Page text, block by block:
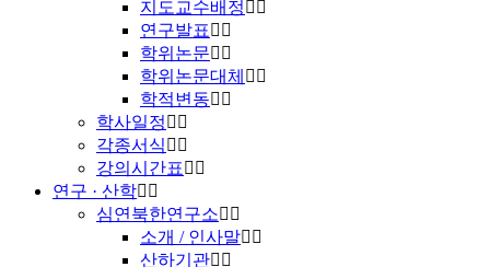
지도교수배정
연구발표
학위논문
학위논문대체
학적변동
학사일정
각종서식
강의시간표
연구 · 산학
심연북한연구소
소개 / 인사말
산하기관